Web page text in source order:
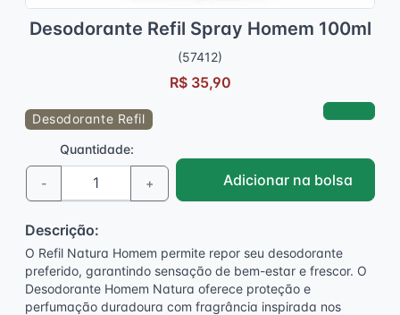
Desodorante Refil Spray Homem 100ml
(57412)
R$ 35,90
Desodorante Refil
Quantidade:
- + Adicionar na bolsa
Descrição:
O Refil Natura Homem permite repor seu desodorante
preferido, garantindo sensação de bem-estar e frescor. O
Desodorante Homem Natura oferece proteção e
perfumação duradoura com fragrância inspirada nos